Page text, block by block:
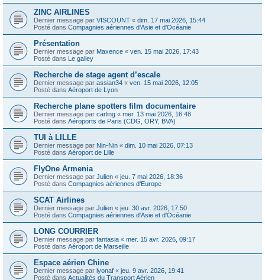
ZINC AIRLINES
Dernier message par VISCOUNT « dim. 17 mai 2026, 15:44
Posté dans Compagnies aériennes d'Asie et d'Océanie
Présentation
Dernier message par Maxence « ven. 15 mai 2026, 17:43
Posté dans Le galley
Recherche de stage agent d’escale
Dernier message par assian34 « ven. 15 mai 2026, 12:05
Posté dans Aéroport de Lyon
Recherche plane spotters film documentaire
Dernier message par carling « mer. 13 mai 2026, 16:48
Posté dans Aéroports de Paris (CDG, ORY, BVA)
TUI à LILLE
Dernier message par Nin-Nin « dim. 10 mai 2026, 07:13
Posté dans Aéroport de Lille
FlyOne Armenia
Dernier message par Julien « jeu. 7 mai 2026, 18:36
Posté dans Compagnies aériennes d'Europe
SCAT Airlines
Dernier message par Julien « jeu. 30 avr. 2026, 17:50
Posté dans Compagnies aériennes d'Asie et d'Océanie
LONG COURRIER
Dernier message par fantasia « mer. 15 avr. 2026, 09:17
Posté dans Aéroport de Marseille
Espace aérien Chine
Dernier message par lyonaf « jeu. 9 avr. 2026, 19:41
Posté dans Actualités du Transport Aérien